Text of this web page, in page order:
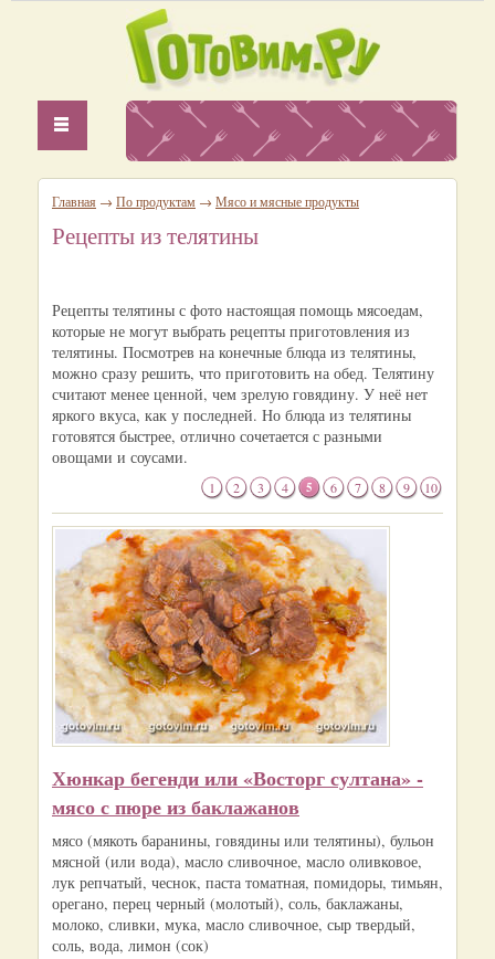
Главная → По продуктам → Мясо и мясные продукты
Рецепты из телятины
Рецепты телятины с фото настоящая помощь мясоедам,
которые не могут выбрать рецепты приготовления из
телятины. Посмотрев на конечные блюда из телятины,
можно сразу решить, что приготовить на обед. Телятину
считают менее ценной, чем зрелую говядину. У неё нет
яркого вкуса, как у последней. Но блюда из телятины
готовятся быстрее, отлично сочетается с разными
овощами и соусами.
1 2 3 4 5 6 7 8 9 10
Хюнкар бегенди или «Восторг султана» -
мясо с пюре из баклажанов
мясо (мякоть баранины, говядины или телятины), бульон
мясной (или вода), масло сливочное, масло оливковое,
лук репчатый, чеснок, паста томатная, помидоры, тимьян,
орегано, перец черный (молотый), соль, баклажаны,
молоко, сливки, мука, масло сливочное, сыр твердый,
соль, вода, лимон (сок)